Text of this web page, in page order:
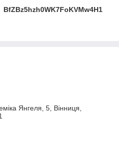
BfZBz5hzh0WK7FoKVMw4H1
Янгеля, 5, Вінниця,